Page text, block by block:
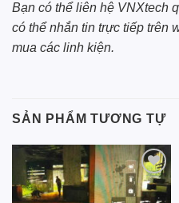
Bạn có thể liên hệ VNXtech
có thể nhắn tin trực tiếp trên
mua các linh kiện.
SẢN PHẨM TƯƠNG TỰ
Add to
wishlist